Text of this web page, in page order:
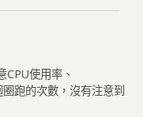
使用率、
跑的次數，沒有注意到